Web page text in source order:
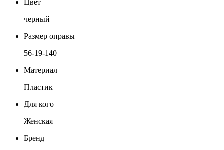
Цвет
черный
Размер оправы
56-19-140
Материал
Пластик
Для кого
Женская
Бренд